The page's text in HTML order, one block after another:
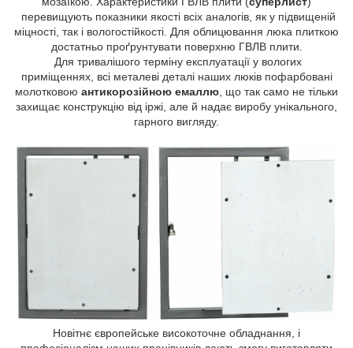
перевищують показники якості всіх аналогів, як у підвищеній
міцності, так і вологостійкості. Для облицювання люка плиткою
достатньо проґрунтувати поверхню ГВЛВ плити.
Для тривалішого терміну експлуатації у вологих
приміщеннях, всі металеві деталі наших люків пофарбовані
молотковою антикорозійною емаллю , що так само не тільки
захищає конструкцію від іржі, але й надає виробу унікального,
гарного вигляду.
Новітнє європейське високоточне обладнання, і